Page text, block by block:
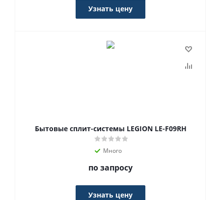
Узнать цену
Бытовые сплит-системы LEGION LE-F09RH
Много
по запросу
Узнать цену